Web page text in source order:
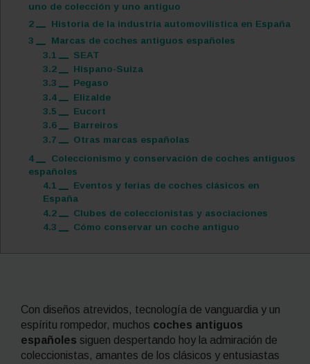
uno de colección y uno antiguo
2
Historia de la industria automovilística en España
3
Marcas de coches antiguos españoles
3.1
SEAT
3.2
Hispano-Suiza
3.3
Pegaso
3.4
Elizalde
3.5
Eucort
3.6
Barreiros
3.7
Otras marcas españolas
4
Coleccionismo y conservación de coches antiguos
españoles
4.1
Eventos y ferias de coches clásicos en
España
4.2
Clubes de coleccionistas y asociaciones
4.3
Cómo conservar un coche antiguo
Con diseños atrevidos, tecnología de vanguardia y un
espíritu rompedor, muchos coches antiguos
españoles siguen despertando hoy la admiración de
coleccionistas, amantes de los clásicos y entusiastas